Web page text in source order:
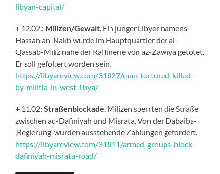
libyan-capital/
+ 12.02.: Milizen/Gewalt . Ein junger Libyer namens
Hassan an-Nakb wurde im Hauptquartier der al-
Qassab-Miliz nahe der Raffinerie von az-Zawiya getötet.
Er soll gefoltert worden sein.
https://libyareview.com/31827/man-tortured-killed-
by-militia-in-west-libya/
+ 11.02:Straßenblockade . Milizen sperrten die Straße
zwischen ad-Dafiniyah und Misrata. Von der Dabaiba-
‚Regierung‘ wurden ausstehende Zahlungen gefordert.
https://libyareview.com/31811/armed-groups-block-
dafiniyah-misrata-road/